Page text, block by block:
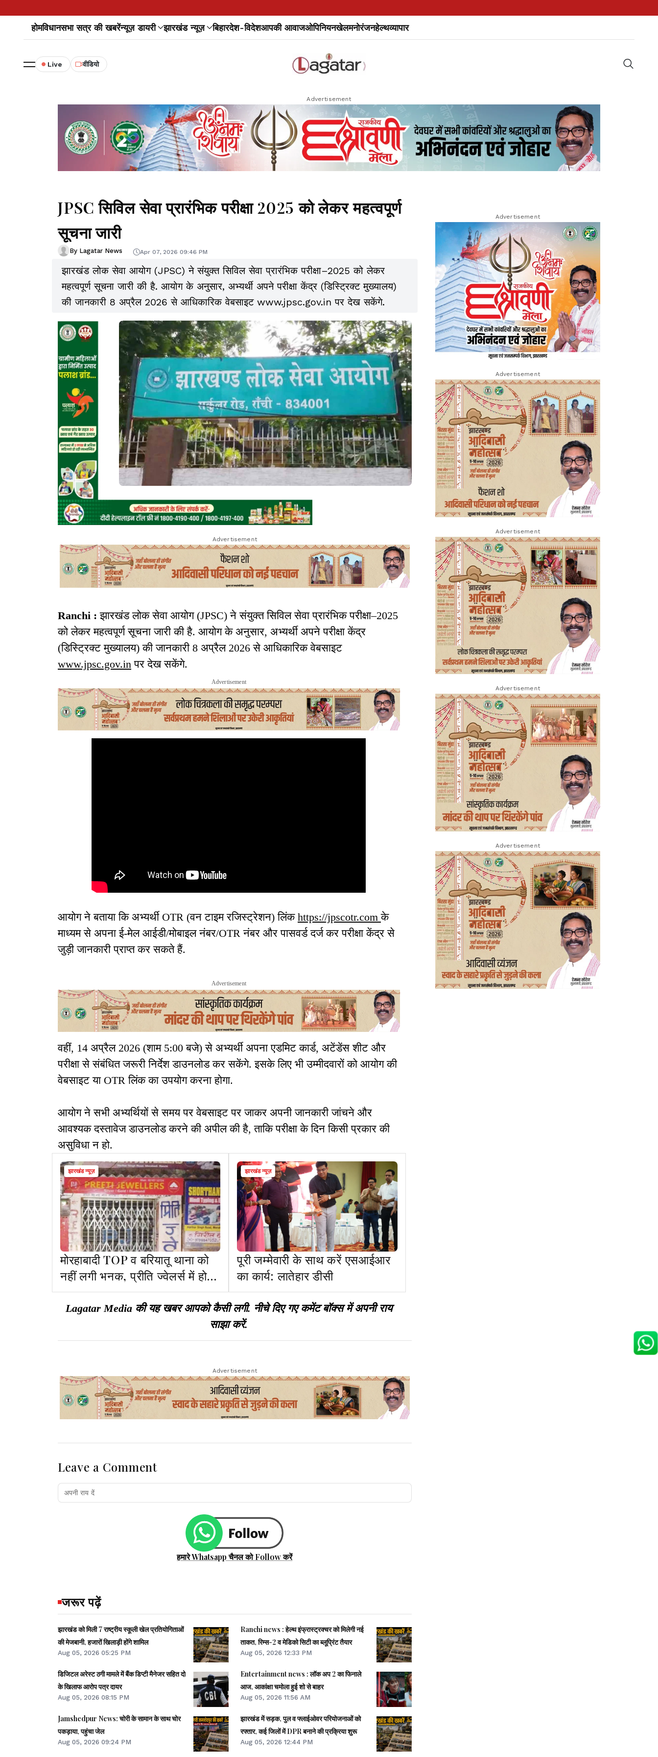
होमविधानसभा सत्र की खबरेंन्यूज़ डायरी झारखंड न्यूज़ बिहारदेश-विदेशआपकी आवाजओपिनियनखेलमनोरंजनहेल्थव्यापार
Live वीडियो
Advertisement
JPSC सिविल सेवा प्रारंभिक परीक्षा 2025 को लेकर महत्वपूर्ण
सूचना जारी
By Lagatar News Apr 07, 2026 09:46 PM
झारखंड लोक सेवा आयोग (JPSC) ने संयुक्त सिविल सेवा प्रारंभिक परीक्षा–2025 को लेकर
महत्वपूर्ण सूचना जारी की है. आयोग के अनुसार, अभ्यर्थी अपने परीक्षा केंद्र (डिस्ट्रिक्ट मुख्यालय)
की जानकारी 8 अप्रैल 2026 से आधिकारिक वेबसाइट www.jpsc.gov.in पर देख सकेंगे.
Advertisement
Ranchi : झारखंड लोक सेवा आयोग (JPSC) ने संयुक्त सिविल सेवा प्रारंभिक परीक्षा–2025
को लेकर महत्वपूर्ण सूचना जारी की है. आयोग के अनुसार, अभ्यर्थी अपने परीक्षा केंद्र
(डिस्ट्रिक्ट मुख्यालय) की जानकारी 8 अप्रैल 2026 से आधिकारिक वेबसाइट
www.jpsc.gov.in पर देख सकेंगे.
Advertisement
आयोग ने बताया कि अभ्यर्थी OTR (वन टाइम रजिस्ट्रेशन) लिंक https://jpscotr.comके
माध्यम से अपना ई-मेल आईडी/मोबाइल नंबर/OTR नंबर और पासवर्ड दर्ज कर परीक्षा केंद्र से
जुड़ी जानकारी प्राप्त कर सकते हैं.
Advertisement
वहीं, 14 अप्रैल 2026 (शाम 5:00 बजे) से अभ्यर्थी अपना एडमिट कार्ड, अटेंडेंस शीट और
परीक्षा से संबंधित जरूरी निर्देश डाउनलोड कर सकेंगे. इसके लिए भी उम्मीदवारों को आयोग की
वेबसाइट या OTR लिंक का उपयोग करना होगा.
आयोग ने सभी अभ्यर्थियों से समय पर वेबसाइट पर जाकर अपनी जानकारी जांचने और
आवश्यक दस्तावेज डाउनलोड करने की अपील की है, ताकि परीक्षा के दिन किसी प्रकार की
असुविधा न हो.
झारखंड न्यूज़
मोरहाबादी TOP व बरियातू थाना को
नहीं लगी भनक, प्रीति ज्वेलर्स में हो
गई लूट
झारखंड न्यूज़
पूरी जम्मेवारी के साथ करें एसआईआर
का कार्य: लातेहार डीसी
Lagatar Media की यह खबर आपको कैसी लगी. नीचे दिए गए कमेंट बॉक्स में अपनी राय
साझा करें.
Advertisement
Leave a Comment
हमारे Whatsapp चैनल को Follow करें
जरूर पढ़ें
झारखंड को मिली 7 राष्ट्रीय स्कूली खेल प्रतियोगिताओं
की मेजबानी, हजारों खिलाड़ी होंगे शामिल
Aug 05, 2026 05:25 PM
डिजिटल अरेस्ट ठगी मामले में बैंक डिप्टी मैनेजर सहित दो
के खिलाफ आरोप पत्र दायर
Aug 05, 2026 08:15 PM
Jamshedpur News: चोरी के सामान के साथ चोर
पकड़ाया, पहुंचा जेल
Aug 05, 2026 09:24 PM
Ranchi news : हेल्थ इंफ्रास्ट्रक्चर को मिलेगी नई
ताकत, रिम्स-2 व मेडिको सिटी का ब्लूप्रिंट तैयार
Aug 05, 2026 12:33 PM
Entertainment news : लॉक अप 2 का फिनाले
आज, आकांक्षा चमोला हुई शो से बाहर
Aug 05, 2026 11:56 AM
झारखंड में सड़क, पुल व फ्लाईओवर परियोजनाओं को
रफ्तार, कई जिलों में DPR बनाने की प्रक्रिया शुरू
Aug 05, 2026 12:44 PM
Advertisement
Advertisement
Advertisement
Advertisement
Advertisement